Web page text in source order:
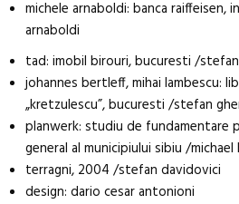
michele arnaboldi: banca raiffeisen,
arnaboldi
tad: imobil birouri, bucuresti /
johannes bertleff, mihai lambescu:
„kretzulescu”, bucuresti /stefan
planwerk: studiu de fundamentare
general al municipiului sibiu /michael
terragni, 2004 /stefan davidovici
design: dario cesar antonioni